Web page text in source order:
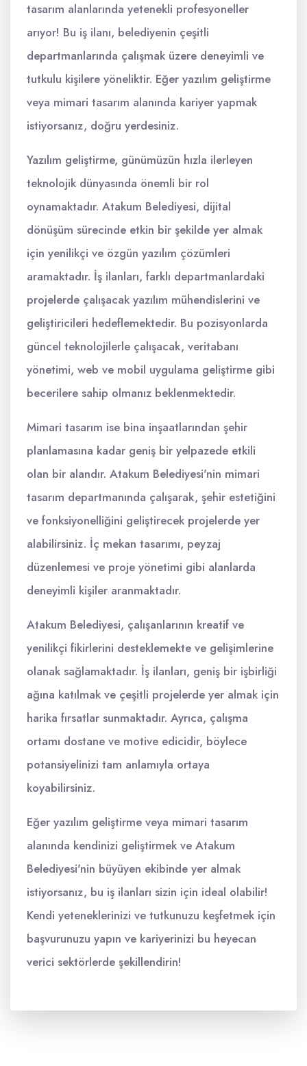
tasarım alanlarında yetenekli profesyoneller
arıyor! Bu iş ilanı, belediyenin çeşitli
departmanlarında çalışmak üzere deneyimli ve
tutkulu kişilere yöneliktir. Eğer yazılım geliştirme
veya mimari tasarım alanında kariyer yapmak
istiyorsanız, doğru yerdesiniz.
Yazılım geliştirme, günümüzün hızla ilerleyen
teknolojik dünyasında önemli bir rol
oynamaktadır. Atakum Belediyesi, dijital
dönüşüm sürecinde etkin bir şekilde yer almak
için yenilikçi ve özgün yazılım çözümleri
aramaktadır. İş ilanları, farklı departmanlardaki
projelerde çalışacak yazılım mühendislerini ve
geliştiricileri hedeflemektedir. Bu pozisyonlarda
güncel teknolojilerle çalışacak, veritabanı
yönetimi, web ve mobil uygulama geliştirme gibi
becerilere sahip olmanız beklenmektedir.
Mimari tasarım ise bina inşaatlarından şehir
planlamasına kadar geniş bir yelpazede etkili
olan bir alandır. Atakum Belediyesi'nin mimari
tasarım departmanında çalışarak, şehir estetiğini
ve fonksiyonelliğini geliştirecek projelerde yer
alabilirsiniz. İç mekan tasarımı, peyzaj
düzenlemesi ve proje yönetimi gibi alanlarda
deneyimli kişiler aranmaktadır.
Atakum Belediyesi, çalışanlarının kreatif ve
yenilikçi fikirlerini desteklemekte ve gelişimlerine
olanak sağlamaktadır. İş ilanları, geniş bir işbirliği
ağına katılmak ve çeşitli projelerde yer almak için
harika fırsatlar sunmaktadır. Ayrıca, çalışma
ortamı dostane ve motive edicidir, böylece
potansiyelinizi tam anlamıyla ortaya
koyabilirsiniz.
Eğer yazılım geliştirme veya mimari tasarım
alanında kendinizi geliştirmek ve Atakum
Belediyesi'nin büyüyen ekibinde yer almak
istiyorsanız, bu iş ilanları sizin için ideal olabilir!
Kendi yeteneklerinizi ve tutkunuzu keşfetmek için
başvurunuzu yapın ve kariyerinizi bu heyecan
verici sektörlerde şekillendirin!